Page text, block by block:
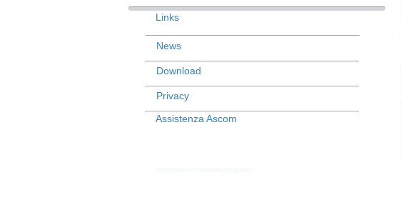
Links
News
Download
Privacy
Assistenza Ascom